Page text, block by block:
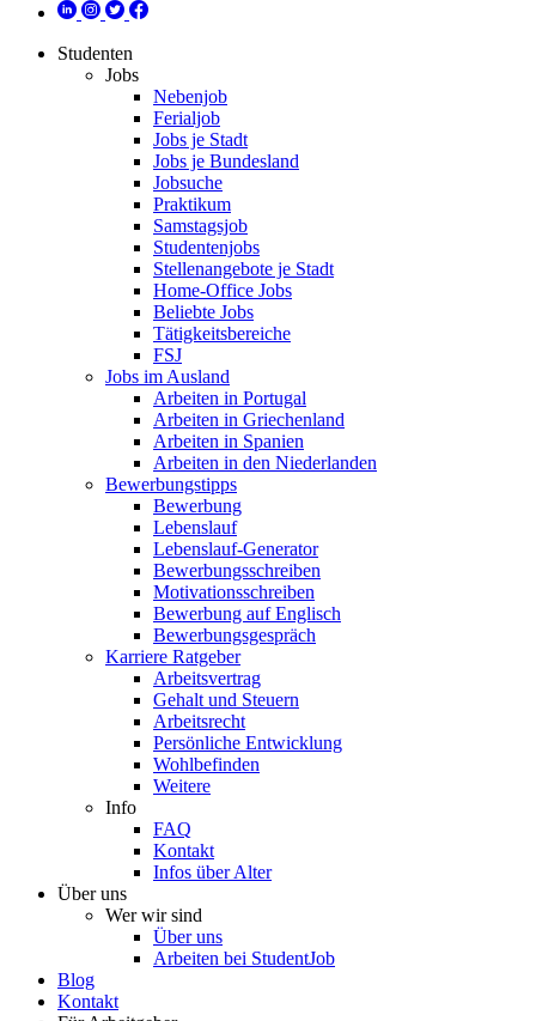
Studenten
Jobs
Nebenjob
Ferialjob
Jobs je Stadt
Jobs je Bundesland
Jobsuche
Praktikum
Samstagsjob
Studentenjobs
Stellenangebote je Stadt
Home-Office Jobs
Beliebte Jobs
Tätigkeitsbereiche
FSJ
Jobs im Ausland
Arbeiten in Portugal
Arbeiten in Griechenland
Arbeiten in Spanien
Arbeiten in den Niederlanden
Bewerbungstipps
Bewerbung
Lebenslauf
Lebenslauf-Generator
Bewerbungsschreiben
Motivationsschreiben
Bewerbung auf Englisch
Bewerbungsgespräch
Karriere Ratgeber
Arbeitsvertrag
Gehalt und Steuern
Arbeitsrecht
Persönliche Entwicklung
Wohlbefinden
Weitere
Info
FAQ
Kontakt
Infos über Alter
Über uns
Wer wir sind
Über uns
Arbeiten bei StudentJob
Blog
Kontakt